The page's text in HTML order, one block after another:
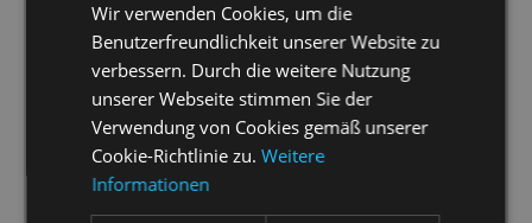
[…] das ist sehens- und vor allem hörenswert. […]
Perfekt choreografiert und musikalisch in Szene
gesetzt, kann man sich mit „Kinostar“ [...] 90 Minuten
lang unterhalten lassen. […] Dimitra Kalaitzi macht
ihre Sache großartig. […] Ihr Gegenpart, Gero
Wendorff als Axel Swift, ist ein überzeugender
Hallodri, der ebenfalls gesanglich überzeugt […] Ein
wirklicher Pluspunkt der Inszenierung ist jedoch die
Wir verwenden Cookies, um die
Benutzerfreundlichkeit unserer Website zu
verbessern. Durch die weitere Nutzung
unserer Webseite stimmen Sie der
Verwendung von Cookies gemäß unserer
Cookie-Richtlinie zu.Weitere
Informationen